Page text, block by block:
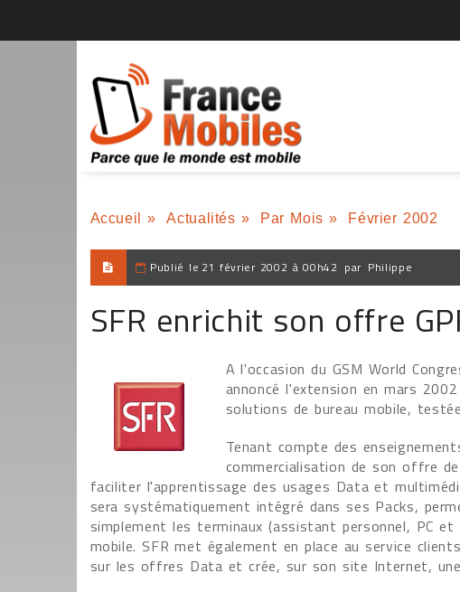
Accueil » Actualités » Par Mois » Février 2002
Publié le 21 février 2002 à 00h42 par Philippe
SFR enrichit son offre
A l'occasion du GSM World
annoncé l'extension en mars
solutions de bureau mobile,
Tenant compte des
commercialisation de son offre
faciliter l'apprentissage des usages Data et
sera systématiquement intégré dans ses Packs,
simplement les terminaux (assistant personnel, PC
mobile. SFR met également en place au service
sur les offres Data et crée, sur son site Internet, une